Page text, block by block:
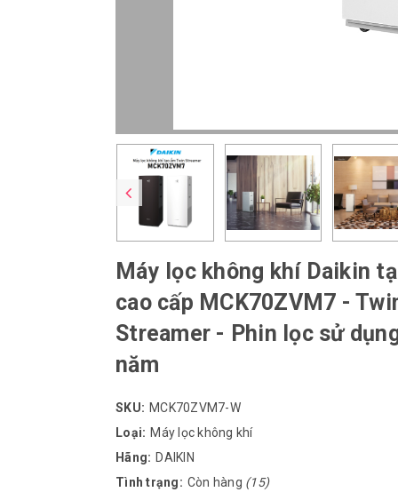
Máy lọc không khí Daikin
cao cấp MCK70ZVM7 -
Streamer - Phin lọc sử
năm
SKU: MCK70ZVM7-W
Loại: Máy lọc không khí
Hãng: DAIKIN
Tình trạng: Còn hàng (15)